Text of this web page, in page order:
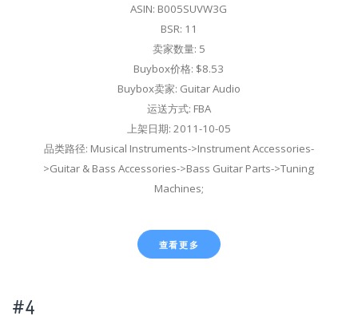
ASIN: B005SUVW3G
BSR: 11
卖家数量: 5
Buybox价格: $8.53
Buybox卖家: Guitar Audio
运送方式: FBA
上架日期: 2011-10-05
品类路径: Musical Instruments->Instrument Accessories-
>Guitar & Bass Accessories->Bass Guitar Parts->Tuning
Machines;
查看更多
#4